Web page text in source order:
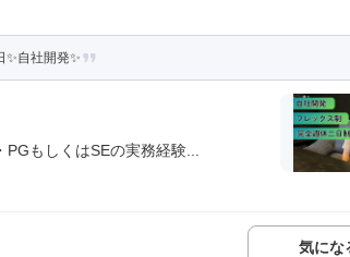
自社開発✨
もしくはSEの実務経験...
気にな